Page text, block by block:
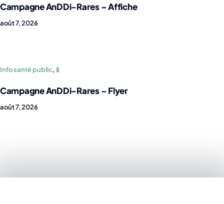
Campagne AnDDi-Rares – Affiche
août 7, 2026
Info santé public, 💉
Campagne AnDDi-Rares – Flyer
août 7, 2026